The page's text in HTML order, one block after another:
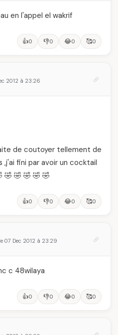
en l'appel el wakrif
👍0 👎0 😂0 🥰0
2012 à 23:26
de coutoyer tellement de
fini par avoir un cocktail
🤣 🤣 🤣 🤣 🤣
👍0 👎0 😂0 🥰0
07 Dec 2012 à 23:29
c 48wilaya
👍0 👎0 😂0 🥰0